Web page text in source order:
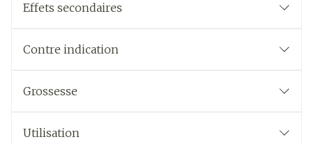
Effets secondaires
Contre indication
Grossesse
Utilisation